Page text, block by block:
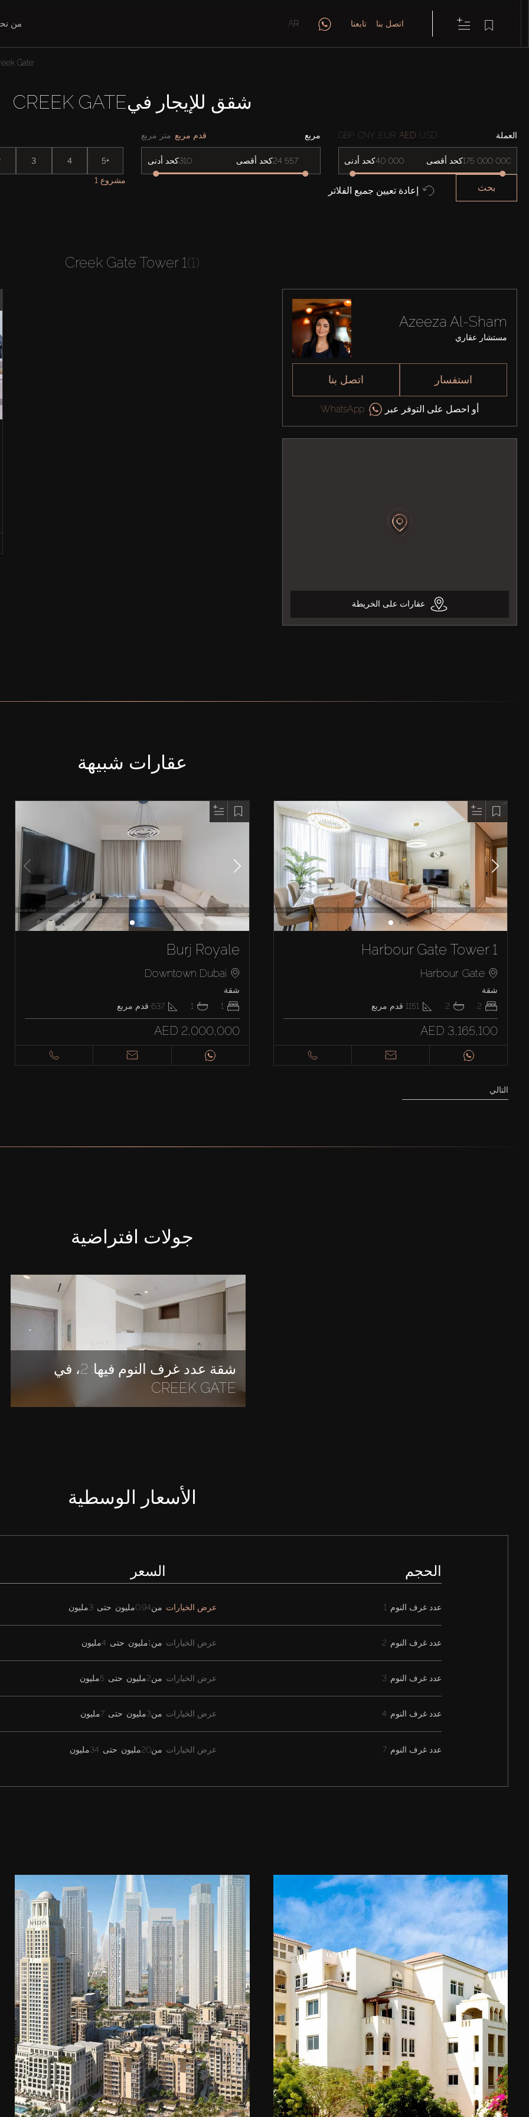
من AR تابعنا اتصل بنا
Gate
شقق للإيجار فيCREEK GATE
3 4 5+
مربع متر مربع قدم مربع
كحد أدنى كحد أقصى
العملة GBP CNY EUR AED USD
كحد أدنى كحد أقصى
1 مشروع
إعادة تعيين جميع الفلاتر بحث
Creek Gate Tower 1(1)
Azeeza Al-Sham
مستشار عقاري
اتصل بنا استفسار
أو احصل على التوفر عبر WhatsApp
عقارات على الخريطة
عقارات شبيهة
Burj Royale
Downtown Dubai
شقة
1
1
637 قدم مربع
AED 2,000,000
Harbour Gate Tower 1
Harbour Gate
شقة
2
2
1151 قدم مربع
AED 3,165,100
التالي
جولات افتراضية
شقة عدد غرف النوم فيها: 2، في
CREEK GATE
الأسعار الوسطية
الحجم
عدد غرف النوم: 1 عرض الخيارات
عدد غرف النوم: 2 عرض الخيارات
عدد غرف النوم: 3 عرض الخيارات
عدد غرف النوم: 4 عرض الخيارات
عدد غرف النوم: 7 عرض الخيارات
السعر
من0.94مليون حتى 3مليون
من1مليون حتى 4مليون
من2مليون حتى 5مليون
من3مليون حتى 7مليون
من20مليون حتى 34مليون